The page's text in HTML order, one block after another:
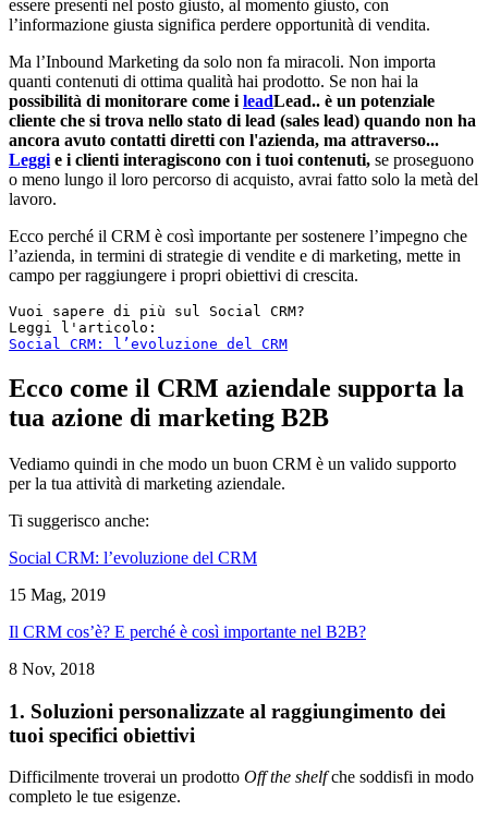
essere presenti nel posto giusto, al momento giusto, con
l’informazione giusta significa perdere opportunità di vendita.
Ma l’Inbound Marketing da solo non fa miracoli. Non importa
quanti contenuti di ottima qualità hai prodotto. Se non hai la
possibilità di monitorare come i leadLead.. è un potenziale
cliente che si trova nello stato di lead (sales lead) quando non ha
ancora avuto contatti diretti con l'azienda, ma attraverso...
Leggi e i clienti interagiscono con i tuoi contenuti, se proseguono
o meno lungo il loro percorso di acquisto, avrai fatto solo la metà del
lavoro.
Ecco perché il CRM è così importante per sostenere l’impegno che
l’azienda, in termini di strategie di vendite e di marketing, mette in
campo per raggiungere i propri obiettivi di crescita.
Vuoi sapere di più sul Social CRM?
Social CRM: l’evoluzione del CRM
Ecco come il CRM aziendale supporta la
tua azione di marketing B2B
Vediamo quindi in che modo un buon CRM è un valido supporto
per la tua attività di marketing aziendale.
Ti suggerisco anche:
Social CRM: l’evoluzione del CRM
15 Mag, 2019
Il CRM cos’è? E perché è così importante nel B2B?
8 Nov, 2018
1. Soluzioni personalizzate al raggiungimento dei
tuoi specifici obiettivi
Difficilmente troverai un prodotto Off the shelfche soddisfi in modo
completo le tue esigenze.